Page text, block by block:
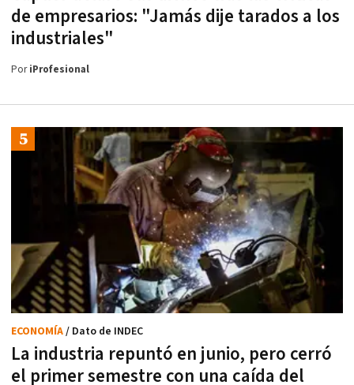
de empresarios: "Jamás dije tarados a los
industriales"
PoriProfesional
La industria repuntó en junio, pero cerró
el primer semestre con una caída del
ECONOMÍA/ Dato de INDEC